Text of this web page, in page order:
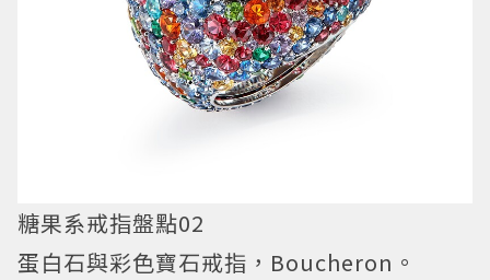
糖果系戒指盤點02
蛋白石與彩色寶石戒指，Boucheron。